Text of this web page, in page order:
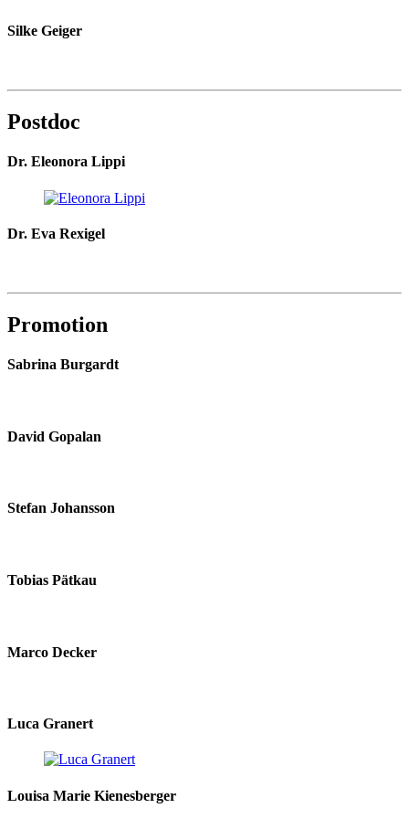
Silke Geiger
Postdoc
Dr. Eleonora Lippi
Dr. Eva Rexigel
Promotion
Sabrina Burgardt
David Gopalan
Stefan Johansson
Tobias Pätkau
Marco Decker
Luca Granert
Louisa Marie Kienesberger